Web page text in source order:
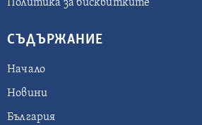
Политика за бисквитките
СЪДЪРЖАНИЕ
Начало
Новини
България